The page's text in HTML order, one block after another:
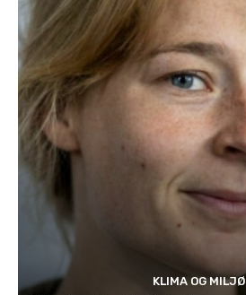
KLIMA OG MILJØ